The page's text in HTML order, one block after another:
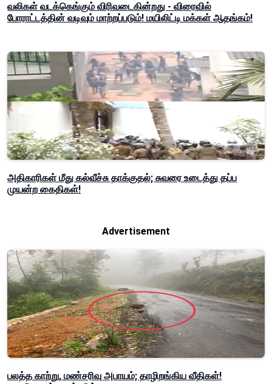
வலிகள் வடக்கெங்கும் விரிவடைகின்றது - விரைவில்
போராட்டத்தின் வடிவும் மாற்றப்படும்! மயிலிட்டி மக்கள் ஆதங்கம்!
அதிகாரிகள் மீது கல்வீச்சு தாக்குதல்; சுவரை உடைத்து தப்ப
முயன்ற கைதிகள்!
Advertisement
பலத்த காற்று, மண்சரிவு அபாயம்; தாழிறங்கிய வீதிகள்!